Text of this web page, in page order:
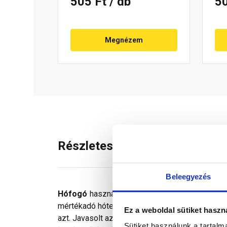
Beleegyezés
Ez a weboldal sütiket
Megnézem
Részletes leírás
Hófogó használatával megelőzhetjük a
mértékadó hóterhet is. A hófogó feladata,
azt. Javasolt az ereszhez közeli sorokban